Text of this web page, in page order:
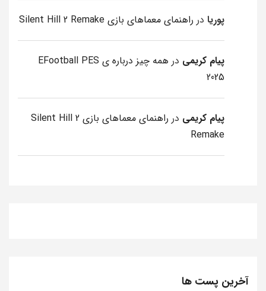
پوریا در راهنمای معماهای بازی Silent Hill 2 Remake
پیام کریمی در
همه چیز درباره ی EFootball PES
2025
پیام کریمی در
راهنمای معماهای بازی Silent Hill 2
Remake
آخرین پست ها